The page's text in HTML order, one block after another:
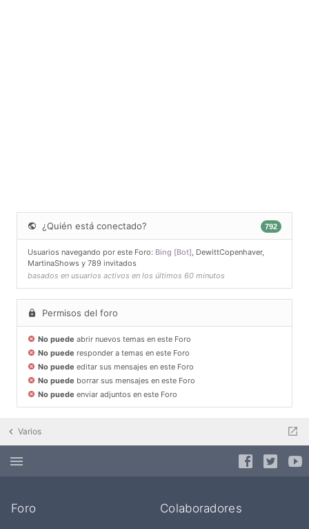
¿Quién está conectado? 792
Usuarios navegando por este Foro: Bing [Bot], DewittCopenhaver,
MartinaShows y 789 invitados
basados en usuarios activos en los últimos 60 minutos
Permisos del foro
No puede abrir nuevos temas en este Foro
No puede responder a temas en este Foro
No puede editar sus mensajes en este Foro
No puede borrar sus mensajes en este Foro
No puede enviar adjuntos en este Foro
Varios
Foro Colaboradores